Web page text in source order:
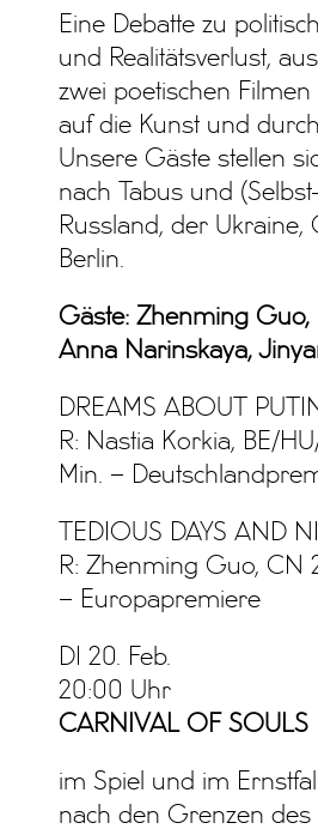
Eine Debatte zu
und Realitätsverlust,
zwei poetischen Filmen
auf die Kunst und
Unsere Gäste stellen
nach Tabus und
Russland, der Ukraine,
Berlin.
Gäste: Zhenming Guo,
Anna Narinskaya,
DREAMS ABOUT
R: Nastia Korkia, BE/
Min. –
TEDIOUS DAYS AND
R: Zhenming Guo, CN
– Europapremiere
DI 20. Feb.
20:00 Uhr
CARNIVAL OF SOULS
im Spiel und im
nach den Grenzen des